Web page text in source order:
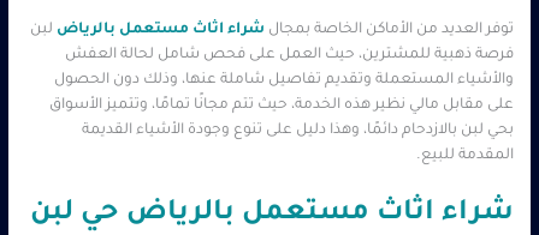
توفر العديد من الأماكن الخاصة بمجال شراء اثاث مستعمل بالرياض لبن
فرصة ذهبية للمشترين، حيث العمل على فحص شامل لحالة العفش
والأشياء المستعملة وتقديم تفاصيل شاملة عنها، وذلك دون الحصول
على مقابل مالي نظير هذه الخدمة، حيث تتم مجانًا تمامًا، وتتميز الأسواق
بحي لبن بالازدحام دائمًا، وهذا دليل على تنوع وجودة الأشياء القديمة
المقدمة للبيع.
شراء اثاث مستعمل بالرياض حي لبن